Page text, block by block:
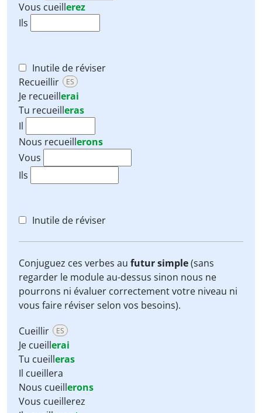
Vous cueillerez
Ils
Inutile de réviser
Recueillir
ES
Je recueillerai
Tu recueilleras
Il
Nous recueillerons
Vous
Ils
Inutile de réviser
Conjuguez ces verbes au futur simple(sans
regarder le module au-dessus sinon nous ne
pourrons ni évaluer correctement votre niveau ni
vous faire réviser selon vos besoins).
Cueillir
ES
Je cueillerai
Tu cueilleras
Il cueillera
Nous cueillerons
Vous cueillerez